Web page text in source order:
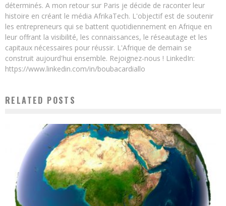
déterminés. A mon retour sur Paris je décide de raconter leur
histoire en créant le média AfrikaTech. L'objectif est de soutenir
les entrepreneurs qui se battent quotidiennement en Afrique en
leur offrant la visibilité, les connaissances, le réseautage et les
capitaux nécessaires pour réussir. L'Afrique de demain se
construit aujourd'hui ensemble. Rejoignez-nous ! LinkedIn:
https://www.linkedin.com/in/boubacardiallo
RELATED POSTS